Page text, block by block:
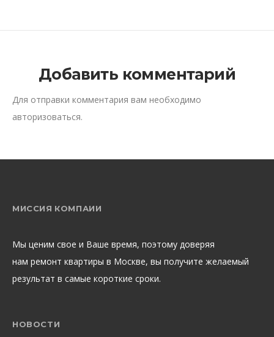
Добавить комментарий
Для отправки комментария вам необходимо
авторизоваться.
МИССИЯ КОМПАИИ
Мы ценим свое и Ваше время, поэтому доверяя
нам ремонт квартиры в Москве, вы получите желаемый
результат в самые короткие сроки.
НОВОСТИ